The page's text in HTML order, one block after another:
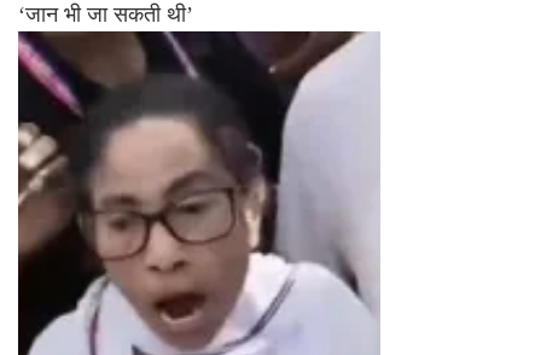
‘जान भी जा सकती थी’